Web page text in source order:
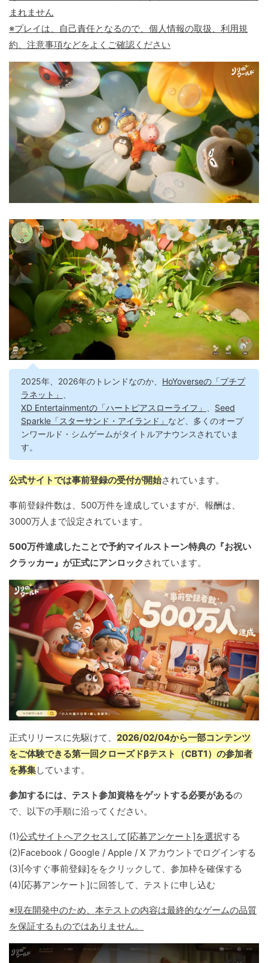
まれません
※プレイは、自己責任となるので、個人情報の取扱、利用規
約、注意事項などをよくご確認ください
2025年、2026年のトレンドなのか、 HoYoverseの「プチプ
ラネット」
XD Entertainmentの「ハートピアスローライフ」
Seed
Sparkle「スターサンド・アイランド」 など、多くのオープ
ンワールド・シムゲームがタイトルアナウンスされていま
す。
公式サイトでは事前登録の受付が開始されています。
事前登録件数は、500万件を達成していますが、報酬は、
3000万人まで設定されています。
500万件達成したことで予約マイルストーン特典の『お祝い
クラッカー』が正式にアンロック されています。
正式リリースに先駆けて、 2026/02/04から一部コンテンツ
をご体験できる第一回クローズドβテスト（CBT1）の参加者
を募集しています。
参加するには、テスト参加資格をゲットする必要があるの
で、以下の手順に沿ってください。
(1)公式サイトへアクセスして[応募アンケート]を選択する
(2)Facebook / Google / Apple / X アカウントでログインする
(3)[今すぐ事前登録]ををクリックして、参加枠を確保する
(4)[応募アンケート]に回答して、テストに申し込む
※現在開発中のため、本テストの内容は最終的なゲームの品質
を保証するものではありません。